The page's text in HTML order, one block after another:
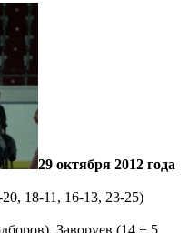
29 октября 2012 года
18-11, 16-13, 23-25)
Заворуев (14 + 5